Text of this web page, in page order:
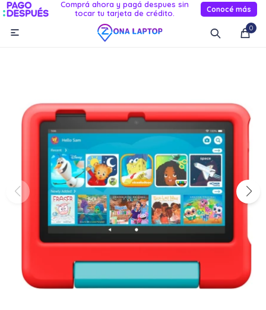
Comprá ahora y pagá despues sin
tocar tu tarjeta de crédito.
Conocé más
0

MI CUENTA
Novedades
Celulares
Audio Y TV
Relojes smart